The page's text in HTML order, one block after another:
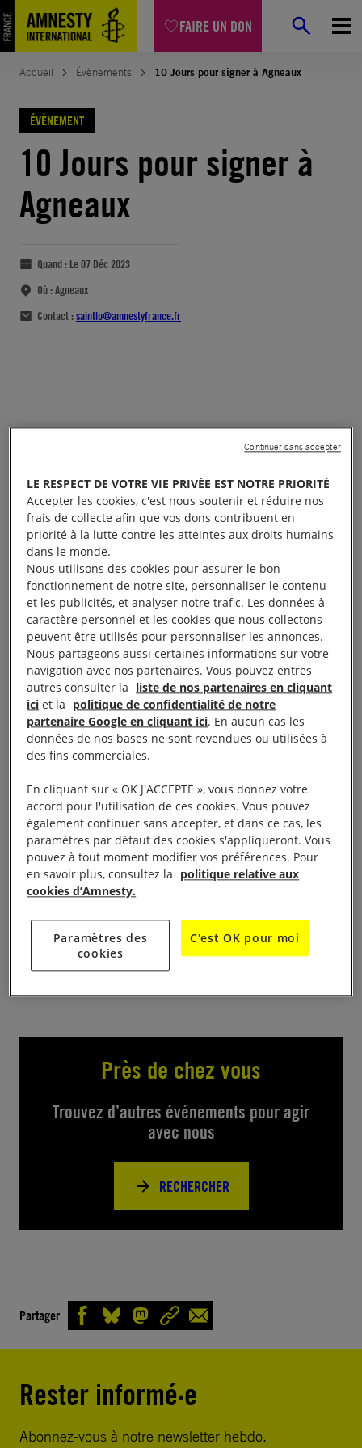
FAIRE UN DON
Accueil Évènements 10 Jours pour signer à Agneaux
ÉVÈNEMENT
10 Jours pour signer à
Agneaux
Quand : Le 07 Déc 2023
Où :Agneaux
Contact :saintlo@amnestyfrance.fr
16h-20h
A l’occasion de la campagne mondiale annuelle
« 10 Jours Pour Signer », le groupe saint-lô
d’Amnesty International vous invite à agir pour 10
personnes concernée par des violations de leurs
droits humains. Le public pourra signer les pétitions,
proches et prendre connaissance du suivi des
dossiers des années précédentes.
Près de chez vous
Trouvez d’autres événements pour agir
avec nous
RECHERCHER
Partager
Rester informé·e
Abonnez-vous à notre newsletter hebdo.
LE RESPECT DE VOTRE VIE PRIVÉE EST NOTRE PRIORITÉ
Accepter les cookies, c'est nous soutenir et réduire nos
frais de collecte afin que vos dons contribuent en
priorité à la lutte contre les atteintes aux droits humains
dans le monde.
Nous utilisons des cookies pour assurer le bon
fonctionnement de notre site, personnaliser le contenu
et les publicités, et analyser notre trafic. Les données à
caractère personnel et les cookies que nous collectons
peuvent être utilisés pour personnaliser les annonces.
Nous partageons aussi certaines informations sur votre
navigation avec nos partenaires. Vous pouvez entres
autres consulter la liste de nos partenaires en cliquant
ici et la politique de confidentialité de notre
partenaire Google en cliquant ici. En aucun cas les
données de nos bases ne sont revendues ou utilisées à
des fins commerciales.
En cliquant sur « OK J'ACCEPTE », vous donnez votre
accord pour l'utilisation de ces cookies. Vous pouvez
également continuer sans accepter, et dans ce cas, les
paramètres par défaut des cookies s'appliqueront. Vous
pouvez à tout moment modifier vos préférences. Pour
en savoir plus, consultez la politique relative aux
cookies d’Amnesty.
Paramètres des
cookies
C'est OK pour moi
Continuer sans accepter